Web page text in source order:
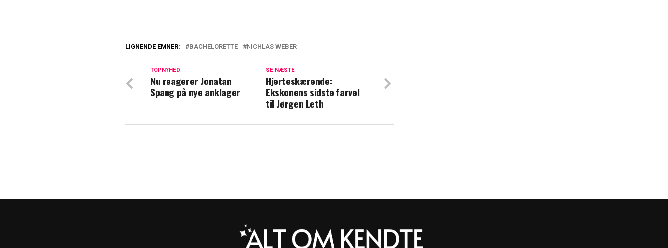
TV 2-stjerne åbner op vildt krav fra arbejdspladsen: 'Tab
dig'
LIGNENDE EMNER: BACHELORETTE NICHLAS WEBER
SE NÆSTE
Hjerteskærende:
Ekskonens sidste farvel
til Jørgen Leth
TOPNYHED
Nu reagerer Jonatan
Spang på nye anklager